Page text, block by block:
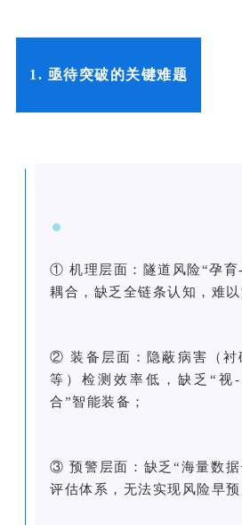
1. 亟待突破的关键难题
① 机理层面：隧道风险“孕育
耦合，缺乏全链条认知，难以
② 装备层面：隐蔽病害（衬
等）检测效率低，缺乏“视
合”智能装备；
③ 预警层面：缺乏“海量数据
评估体系，无法实现风险早预